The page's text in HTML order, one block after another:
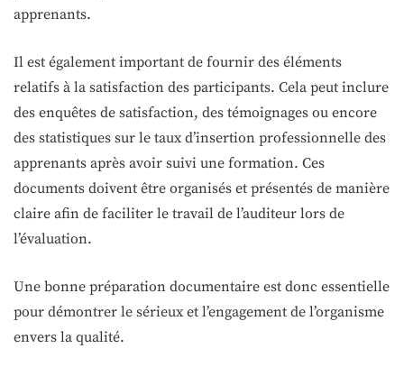
apprenants.
Il est également important de fournir des éléments
relatifs à la satisfaction des participants. Cela peut inclure
des enquêtes de satisfaction, des témoignages ou encore
des statistiques sur le taux d’insertion professionnelle des
apprenants après avoir suivi une formation. Ces
documents doivent être organisés et présentés de manière
claire afin de faciliter le travail de l’auditeur lors de
l’évaluation.
Une bonne préparation documentaire est donc essentielle
pour démontrer le sérieux et l’engagement de l’organisme
envers la qualité.